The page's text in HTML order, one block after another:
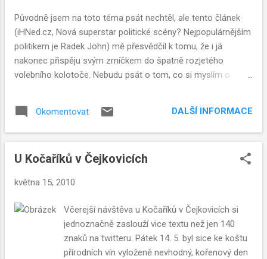
Původně jsem na toto téma psát nechtěl, ale tento článek
(iHNed.cz, Nová superstar politické scény? Nejpopulárnějším
politikem je Radek John) mě přesvědčil k tomu, že i já
nakonec přispěju svým zrníčkem do špatně rozjetého
volebního kolotoče. Nebudu psát o tom, co si myslím o
rychlosti shrnu voličovu Sophiinu volbu.
Okomentovat DALŠÍ INFORMACE
U Kočaříků v Čejkovicích
května 15, 2010
Včerejší návštěva u Kočaříků v Čejkovicích si
jednoznačně zaslouží vice textu než jen 140
znaků na twitteru. Pátek 14. 5. byl sice ke koštu
přírodních vín vyloženě nevhodný, kořenový den